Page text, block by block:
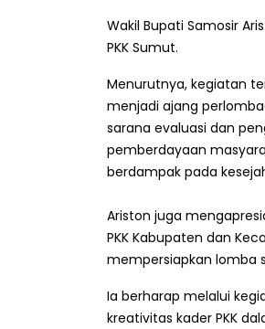
Wakil Bupati Samosir
PKK Sumut.
Menurutnya, kegiatan
menjadi ajang
sarana evaluasi dan
pemberdayaan
berdampak pada
Ariston juga
PKK Kabupaten dan
mempersiapkan lomba
Ia berharap melalui
kreativitas kader PKK